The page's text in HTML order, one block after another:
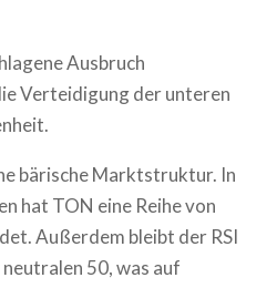
Ausbruch
Verteidigung der unteren
bärische Marktstruktur. In
hat TON eine Reihe von
Außerdem bleibt der RSI
50, was auf